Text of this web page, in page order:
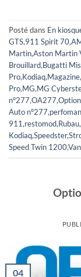
Posté dans En
GTS,911 Spirit 70,
Martin,Aston Martin
Brouillard,Bugatti
Pro,Kodiaq,Magazine,
Pro,MG,MG
n°277,OA277,Option
Auto n°277,
911,restomod,Rubau,
Kodiaq,Speedster,
Speed Twin 1200,
04